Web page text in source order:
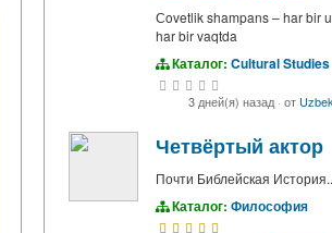
Сovetlik shampans – har bir
har bir vaqtda
Каталог: Cultural Studies
3 дней(я) назад · от
Четвёртый актор
Почти Библейская
Каталог: Философия